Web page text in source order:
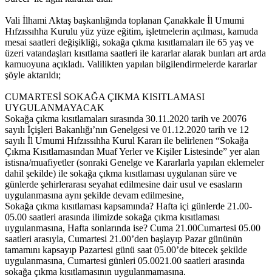
Vali İlhami Aktaş başkanlığında toplanan Çanakkale İl Umumi
Hıfzıssıhha Kurulu yüz yüze eğitim, işletmelerin açılması, kamuda
mesai saatleri değişikliği, sokağa çıkma kısıtlamaları ile 65 yaş ve
üzeri vatandaşları kısıtlama saatleri ile kararlar alarak bunları art arda
kamuoyuna açıkladı. Valilikten yapılan bilgilendirmelerde kararlar
şöyle aktarıldı;
CUMARTESİ SOKAĞA ÇIKMA KISITLAMASI
UYGULANMAYACAK
Sokağa çıkma kısıtlamaları sırasında 30.11.2020 tarih ve 20076
sayılı İçişleri Bakanlığı’nın Genelgesi ve 01.12.2020 tarih ve 12
sayılı İl Umumi Hıfzıssıhha Kurul Kararı ile belirlenen “Sokağa
Çıkma Kısıtlamasından Muaf Yerler ve Kişiler Listesinde” yer alan
istisna/muafiyetler (sonraki Genelge ve Kararlarla yapılan eklemeler
dahil şekilde) ile sokağa çıkma kısıtlaması uygulanan süre ve
günlerde şehirlerarası seyahat edilmesine dair usul ve esasların
uygulanmasına aynı şekilde devam edilmesine,
Sokağa çıkma kısıtlaması kapsamında? Hafta içi günlerde 21.00­
05.00 saatleri arasında ilimizde sokağa çıkma kısıtlaması
uygulanmasına, Hafta sonlarında ise? Cuma 21.00­Cumartesi 05.00
saatleri arasıyla, Cumartesi 21.00’den başlayıp Pazar gününün
tamamını kapsayıp Pazartesi günü saat 05.00’de bitecek şekilde
uygulanmasına, Cumartesi günleri 05.00­21.00 saatleri arasında
sokağa çıkma kısıtlamasının uygulanmamasına.